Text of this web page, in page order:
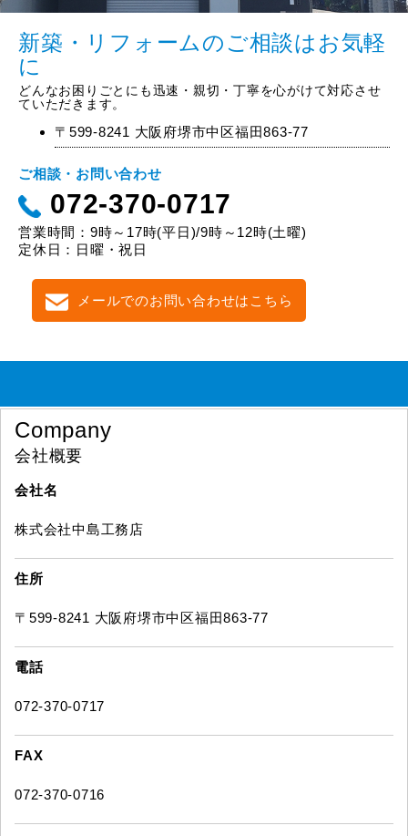
新築・リフォームのご相談はお気軽
に
どんなお困りごとにも迅速・親切・丁寧を心がけて対応させ
ていただきます。
〒599-8241 大阪府堺市中区福田863-77
ご相談・お問い合わせ
072-370-0717
営業時間：9時～17時(平日)/9時～12時(土曜)
定休日：日曜・祝日
メールでのお問い合わせはこちら
Company
会社概要
会社名
株式会社中島工務店
住所
〒599-8241 大阪府堺市中区福田863-77
電話
072-370-0717
FAX
072-370-0716